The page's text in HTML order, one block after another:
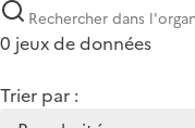
0 jeux de données
Trier par :